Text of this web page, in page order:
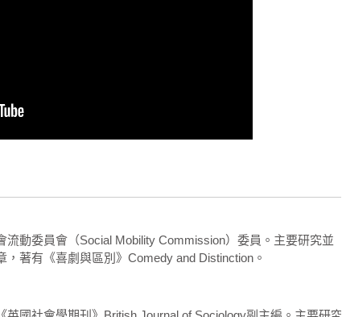
動委員會（Social Mobility Commission）委員。主要研究並
著有《喜劇與區別》Comedy and Distinction。